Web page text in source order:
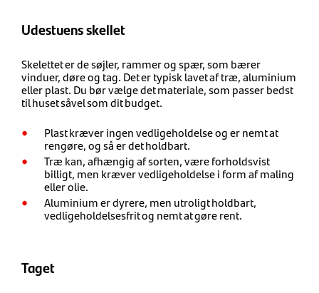
Udestuens skellet
Skelettet er de søjler, rammer og spær, som bærer
vinduer, døre og tag. Det er typisk lavet af træ, aluminium
eller plast. Du bør vælge det materiale, som passer bedst
til huset såvel som dit budget.
Plast kræver ingen vedligeholdelse og er nemt at
rengøre, og så er det holdbart.
Træ kan, afhængig af sorten, være forholdsvist
billigt, men kræver vedligeholdelse i form af maling
eller olie.
Aluminium er dyrere, men utroligt holdbart,
vedligeholdelsesfrit og nemt at gøre rent.
Taget